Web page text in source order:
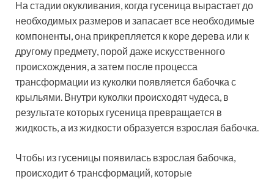
На стадии окукливания, когда гусеница вырастает до
необходимых размеров и запасает все необходимые
компоненты, она прикрепляется к коре дерева или к
другому предмету, порой даже искусственного
происхождения, а затем после процесса
трансформации из куколки появляется бабочка с
крыльями. Внутри куколки происходят чудеса, в
результате которых гусеница превращается в
жидкость, а из жидкости образуется взрослая бабочка.
Чтобы из гусеницы появилась взрослая бабочка,
происходит 6 трансформаций, которые